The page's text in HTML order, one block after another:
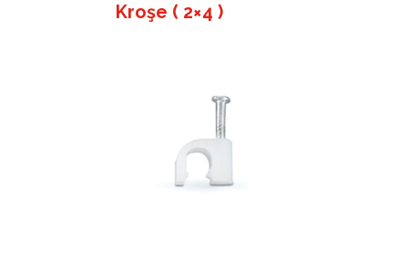
Kroşe ( 2×4 )